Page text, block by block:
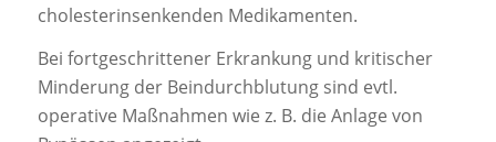
cholesterinsenkenden Medikamenten.
Bei fortgeschrittener Erkrankung und kritischer
Minderung der Beindurchblutung sind evtl.
operative Maßnahmen wie z. B. die Anlage von